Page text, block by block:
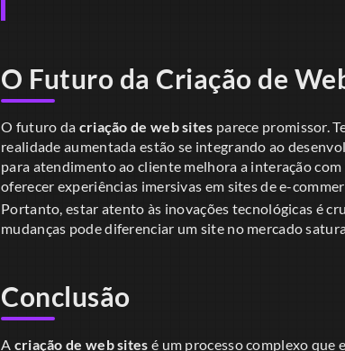
O Futuro da Criação de
O futuro da criação de web sites parece promissor.
realidade aumentada estão se integrando ao
para atendimento ao cliente melhora a interação
oferecer experiências imersivas em sites de e-
Portanto, estar atento às inovações tecnológicas é
mudanças pode diferenciar um site no mercado
Conclusão
A criação de web sites é um processo complexo que